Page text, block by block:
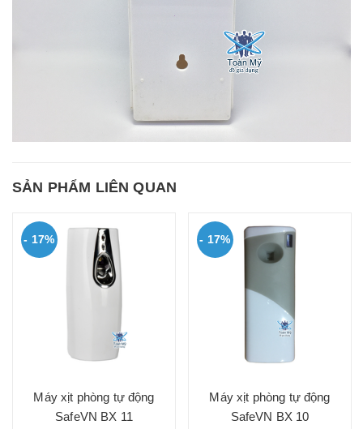
SẢN PHẨM LIÊN QUAN
- 17%
Máy xịt phòng tự động
SafeVN BX 10
Bình xịt thơm phòng
Liên hệ